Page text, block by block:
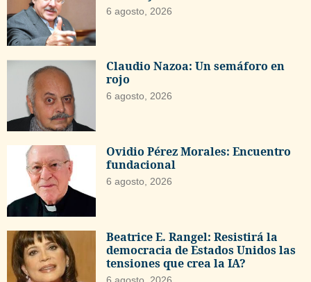
6 agosto, 2026
Claudio Nazoa: Un semáforo en
rojo
6 agosto, 2026
Ovidio Pérez Morales: Encuentro
fundacional
6 agosto, 2026
Beatrice E. Rangel: Resistirá la
democracia de Estados Unidos las
tensiones que crea la IA?